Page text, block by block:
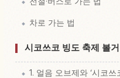
차로 가는 법
시코쓰코 빙도 축제 볼
1. 얼음 오브제와 ‘시코쓰